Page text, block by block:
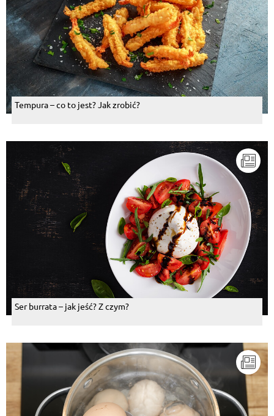
Tempura – co to jest? Jak zrobić?
Ser burrata – jak jeść? Z czym?